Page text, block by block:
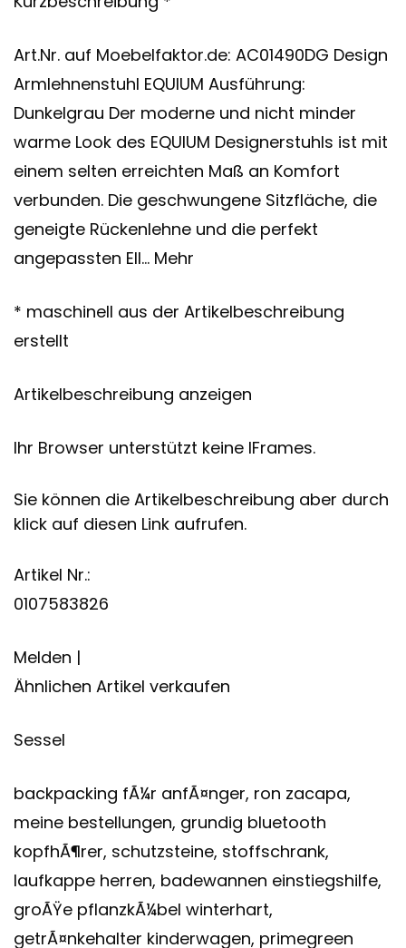
Art.Nr. auf Moebelfaktor.de: AC01490DG Design
Armlehnenstuhl EQUIUM Ausführung:
Dunkelgrau Der moderne und nicht minder
warme Look des EQUIUM Designerstuhls ist mit
einem selten erreichten Maß an Komfort
verbunden. Die geschwungene Sitzfläche, die
geneigte Rückenlehne und die perfekt
angepassten Ell… Mehr
* maschinell aus der Artikelbeschreibung
erstellt
Artikelbeschreibung anzeigen
Ihr Browser unterstützt keine IFrames.
Sie können die Artikelbeschreibung aber durch
klick auf diesen Link aufrufen.
Artikel Nr.:
0107583826
Melden |
Ähnlichen Artikel verkaufen
Sessel
backpacking fÃ¼r anfÃ¤nger, ron zacapa,
meine bestellungen, grundig bluetooth
kopfhÃ¶rer, schutzsteine, stoffschrank,
laufkappe herren, badewannen einstiegshilfe,
groÃŸe pflanzkÃ¼bel winterhart,
getrÃ¤nkehalter kinderwagen, primegreen